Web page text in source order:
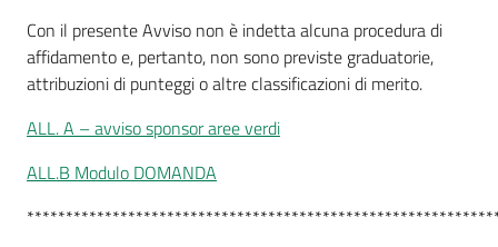
Con il presente Avviso non è indetta alcuna procedura di
affidamento e, pertanto, non sono previste graduatorie,
attribuzioni di punteggi o altre classificazioni di merito.
ALL. A – avviso sponsor aree verdi
ALL.B Modulo DOMANDA